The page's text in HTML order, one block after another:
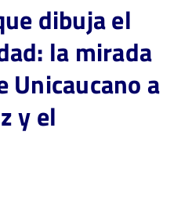
dibuja el
la mirada
Unicaucano a
y el